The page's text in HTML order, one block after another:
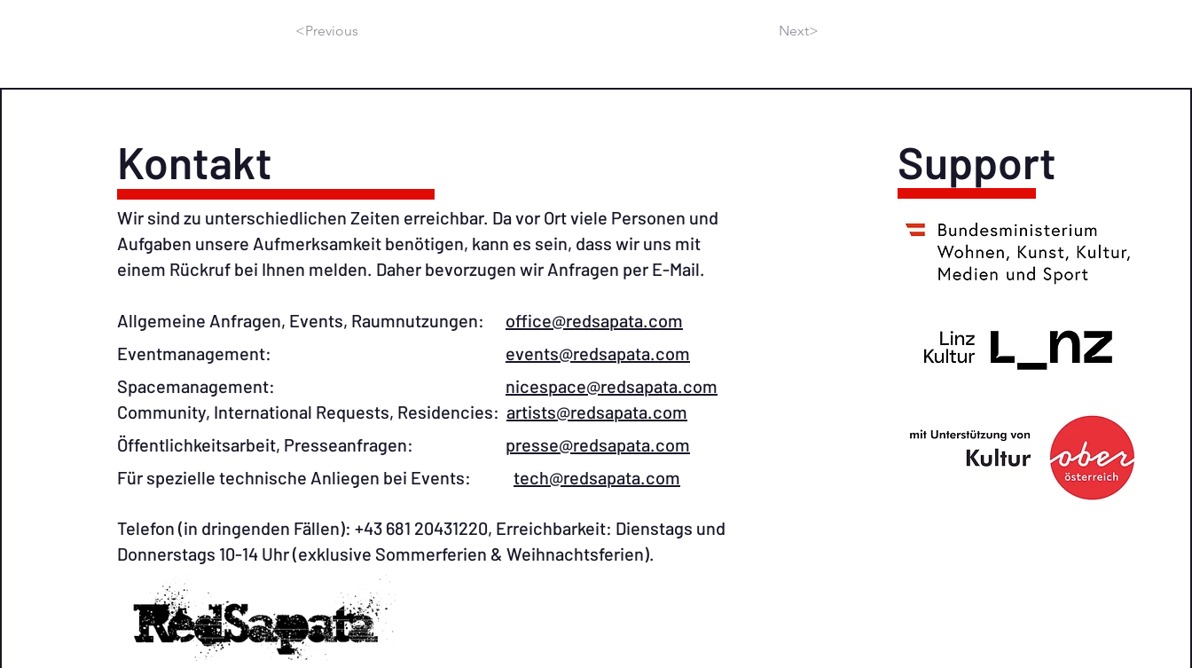
<Previous Next>
Kontakt
Wir sind zu unterschiedlichen Zeiten erreichbar. Da vor Ort viele Personen und
Aufgaben unsere Aufmerksamkeit benötigen, kann es sein, dass wir uns mit
einem Rückruf bei Ihnen melden. Daher bevorzugen wir Anfragen per E-Mail.​
Allgemeine Anfragen, Events, Raumnutzungen:​ office@redsapata.com​
Eventmanagement: events@redsapata.com
Spacemanagement: nicespace@redsapata.com
Community, International Requests, Residencies:artists@redsapata.com
Öffentlichkeitsarbeit, Presseanfragen: presse@redsapata.com
Für spezielle technische Anliegen bei Events:tech@redsapata.com​​
Telefon (in dringenden Fällen): +43 681 20431220, Erreichbarkeit: Dienstags und
Donnerstags 10-14 Uhr (exklusive Sommerferien & Weihnachtsferien). ​
Support